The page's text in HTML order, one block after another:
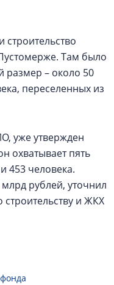
Там было
размер – около 50
переселенных из
уже утвержден
охватывает пять
453 человека.
рублей, уточнил
и ЖКХ